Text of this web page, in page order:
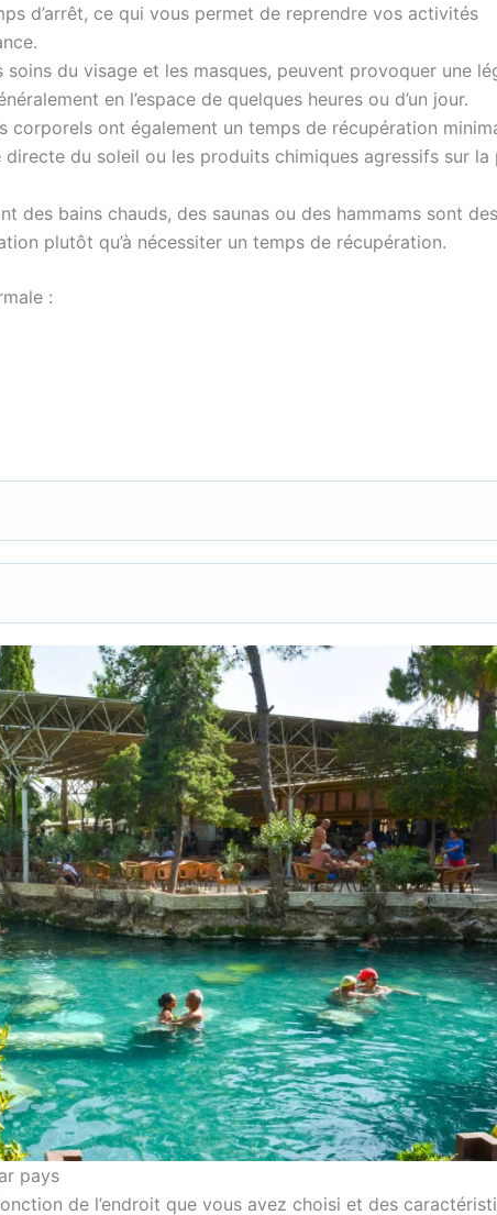
d’arrêt, ce qui vous permet de reprendre vos activités
du visage et les masques, peuvent provoquer une
en l’espace de quelques heures ou d’un jour.
corporels ont également un temps de récupération
directe du soleil ou les produits chimiques agressifs sur la
des bains chauds, des saunas ou des hammams sont
plutôt qu’à nécessiter un temps de récupération.
:
pays
de l’endroit que vous avez choisi et des